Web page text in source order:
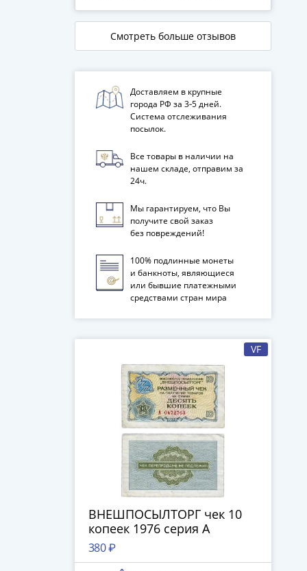
Смотреть больше отзывов
Доставляем в крупные
города РФ за 3‑5 дней.
Система отслеживания
посылок.
Все товары в наличии на
нашем складе, отправим за
24ч.
Мы гарантируем, что Вы
получите свой заказ
без повреждений!
100% подлинные монеты
и банкноты, являющиеся
или бывшие платежными
средствами стран мира
VF
ВНЕШПОСЫЛТОРГ чек 10
копеек 1976 серия А
380 ₽